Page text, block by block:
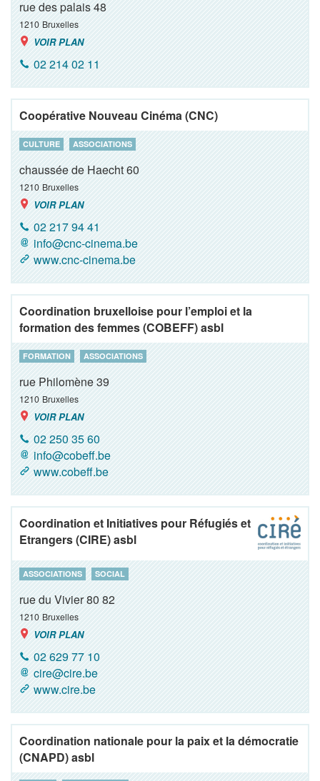
rue des palais 48
1210 Bruxelles
VOIR PLAN
02 214 02 11
Coopérative Nouveau Cinéma (CNC)
CULTURE ASSOCIATIONS
chaussée de Haecht 60
1210 Bruxelles
VOIR PLAN
02 217 94 41
info@cnc-cinema.be
www.cnc-cinema.be
Coordination bruxelloise pour l’emploi et la
formation des femmes (COBEFF) asbl
FORMATION ASSOCIATIONS
rue Philomène 39
1210 Bruxelles
VOIR PLAN
02 250 35 60
info@cobeff.be
www.cobeff.be
Coordination et Initiatives pour Réfugiés et
Etrangers (CIRE) asbl
ASSOCIATIONS SOCIAL
rue du Vivier 80 82
1210 Bruxelles
VOIR PLAN
02 629 77 10
cire@cire.be
www.cire.be
Coordination nationale pour la paix et la démocratie
(CNAPD) asbl